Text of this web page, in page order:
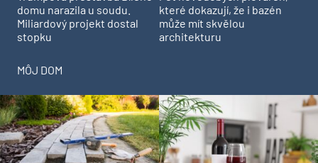
domu narazila u soudu.
Miliardový projekt dostal
stopku
které dokazují, že i bazén
může mít skvělou
architekturu
MÔJ DOM